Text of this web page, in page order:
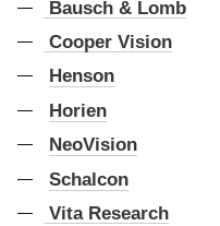
Bausch & Lomb
Cooper Vision
Henson
Horien
NeoVision
Schalcon
Vita Research